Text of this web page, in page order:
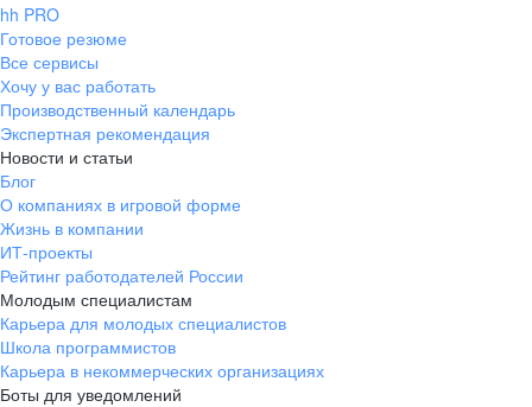
hh PRO
Готовое резюме
Все сервисы
Хочу у вас работать
Производственный календарь
Экспертная рекомендация
Новости и статьи
Блог
О компаниях в игровой форме
Жизнь в компании
ИТ-проекты
Рейтинг работодателей России
Молодым специалистам
Карьера для молодых специалистов
Школа программистов
Карьера в некоммерческих организациях
Боты для уведомлений